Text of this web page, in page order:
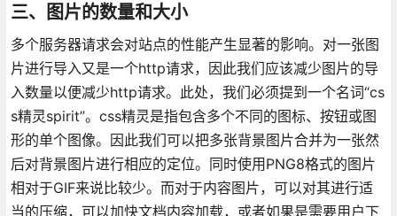
三、图片的数量和大小
多个服务器请求会对站点的性能产生显著的影响。对一张图
片进行导入又是一个http请求，因此我们应该减少图片的导
入数量以便减少http请求。此处，我们必须提到一个名词“cs
s精灵spirit”。css精灵是指包含多个不同的图标、按钮或图
形的单个图像。因此我们可以把多张背景图片合并为一张然
后对背景图片进行相应的定位。同时使用PNG8格式的图片
相对于GIF来说比较少。而对于内容图片，可以对其进行适
当的压缩，可以加快文档内容加载，或者如果是需要用户下